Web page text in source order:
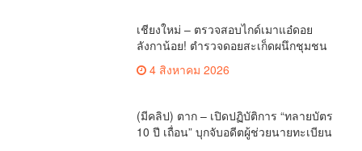
เชียงใหม่ – ตรวจสอบไกด์เมาแอ๋ดอย
ลังกาน้อย! ตำรวจดอยสะเก็ดผนึกชุมชน
สร้างความมั่นใจให้นักท่องเที่ยว
4 สิงหาคม 2026
(มีคลิป) ตาก – เปิดปฏิบัติการ “ทลายบัตร
10 ปี เถื่อน” บุกจับอดีตผู้ช่วยนายทะเบียน